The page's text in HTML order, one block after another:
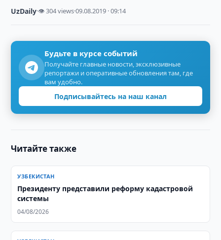
UzDaily·👁 304 views·09.08.2019 · 09:14
Будьте в курсе событий
Получайте главные новости, эксклюзивные
репортажи и оперативные обновления там, где
вам удобно.
Подписывайтесь на наш канал
Читайте также
УЗБЕКИСТАН
Президенту представили реформу кадастровой
системы
04/08/2026